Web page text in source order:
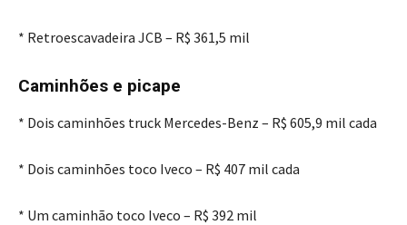
* Retroescavadeira JCB – R$ 361,5 mil
Caminhões e picape
* Dois caminhões truck Mercedes-Benz – R$ 605,9 mil cada
* Dois caminhões toco Iveco – R$ 407 mil cada
* Um caminhão toco Iveco – R$ 392 mil